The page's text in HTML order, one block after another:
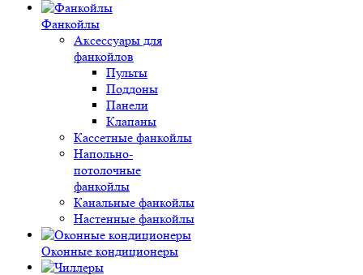
Фанкойлы
Аксессуары для
фанкойлов
Пульты
Поддоны
Панели
Клапаны
Кассетные фанкойлы
Напольно-
потолочные
фанкойлы
Канальные фанкойлы
Настенные фанкойлы
Оконные кондиционеры